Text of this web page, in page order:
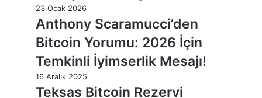
23 Ocak 2026
Anthony Scaramucci’den
Bitcoin Yorumu: 2026 İçin
Temkinli İyimserlik Mesajı!
16 Aralık 2025
Teksas Bitcoin Rezervi